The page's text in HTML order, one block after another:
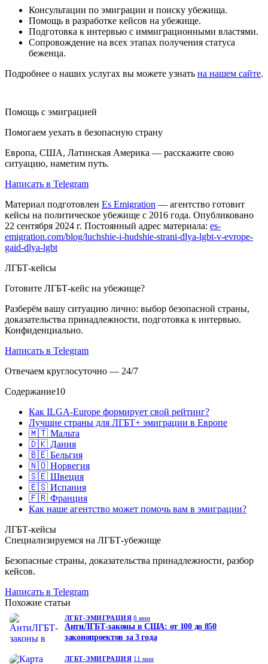
Консультации по эмиграции и поиску убежища.
Помощь в разработке кейсов на убежище.
Подготовка к интервью с иммиграционными властями.
Сопровождение на всех этапах получения статуса
беженца.
Подробнее о наших услугах вы можете узнать на нашем сайте.
Помощь с эмиграцией
Помогаем уехать в безопасную страну
Европа, США, Латинская Америка — расскажите свою
ситуацию, наметим путь.
Написать в Telegram
Материал подготовлен Es Emigration — агентство готовит
кейсы на политическое убежище с 2016 года. Опубликовано
22 сентября 2024 г. Постоянный адрес материала: es-
emigration.com/blog/luchshie-i-hudshie-strani-dlya-lgbt-v-evrope-
gaid-dlya-lgbt
ЛГБТ-кейсы
Готовите ЛГБТ-кейс на убежище?
Разберём вашу ситуацию лично: выбор безопасной страны,
доказательства принадлежности, подготовка к интервью.
Конфиденциально.
Написать в Telegram
Отвечаем круглосуточно — 24/7
Содержание10
Как ILGA-Europe формирует свой рейтинг?
Лучшие страны для ЛГБТ+ эмиграции в Европе
🇲🇹 Мальта
🇩🇰 Дания
🇧🇪 Бельгия
🇳🇴 Норвегия
🇸🇪 Швеция
🇪🇸 Испания
🇫🇷 Франция
Как наше агентство может помочь вам в эмиграции?
ЛГБТ-кейсы
Специализируемся на ЛГБТ-убежище
Безопасные страны, доказательства принадлежности, разбор
кейсов.
Написать в Telegram
Похожие статьи
ЛГБТ-ЭМИГРАЦИЯ 8 мин
АнтиЛГБТ-законы в США: от 100 до 850
законопроектов за 3 года
ЛГБТ-ЭМИГРАЦИЯ 11 мин